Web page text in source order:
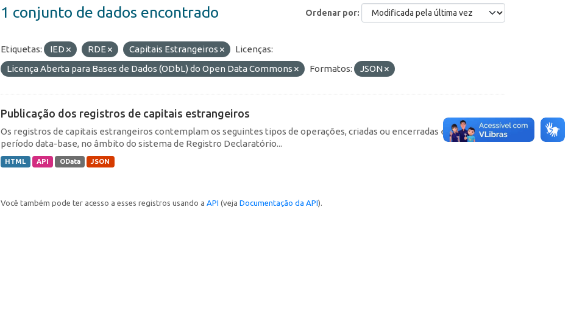
Ordenar por
1 conjunto de dados encontrado
Etiquetas: IED RDE Capitais Estrangeiros
Licenças:
Licença Aberta para Bases de Dados (ODbL) do Open Data Commons
Formatos: JSON
Publicação dos registros de capitais estrangeiros
Os registros de capitais estrangeiros contemplam os seguintes tipos de operações, criadas ou encerradas em cada
período data-base, no âmbito do sistema de Registro Declaratório...
HTML API OData JSON
Você também pode ter acesso a esses registros usando a API (veja Documentação da API).